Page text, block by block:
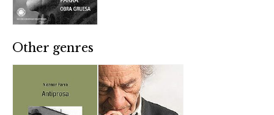
Other genres